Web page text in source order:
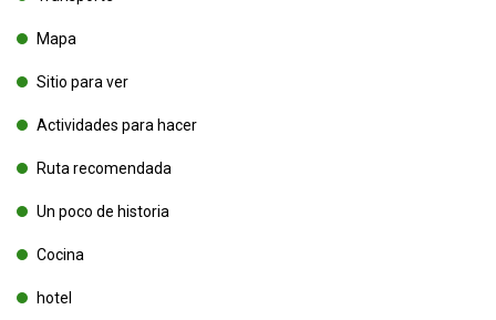
Mapa
Sitio para ver
Actividades para hacer
Ruta recomendada
Un poco de historia
Cocina
hotel